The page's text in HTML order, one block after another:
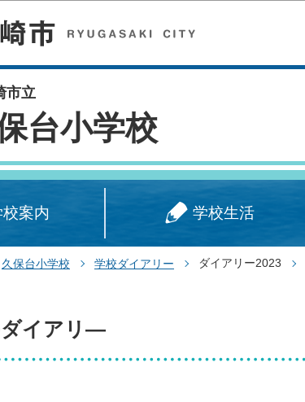
市立
台小学校
校案内 学校生活
久保台小学校 学校ダイアリー ダイアリー2023
ダイアリ―